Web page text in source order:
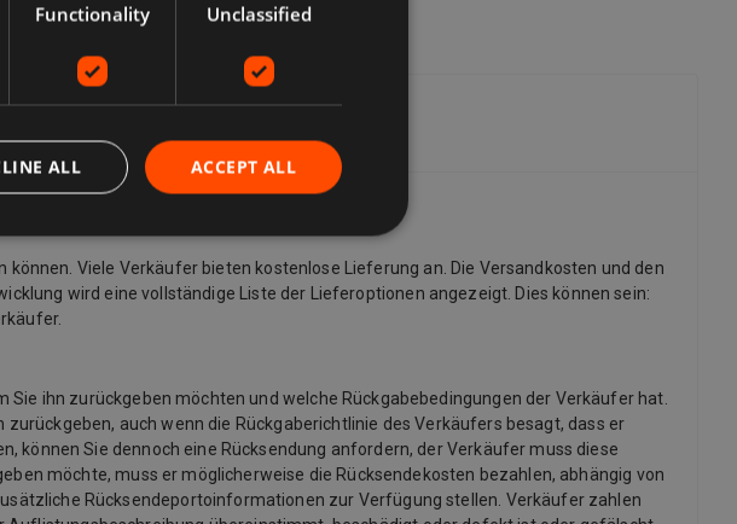
Viele Verkäufer bieten kostenlose Lieferung an. Die Versandkosten und den
wird eine vollständige Liste der Lieferoptionen angezeigt. Dies können sein:
ihn zurückgeben möchten und welche Rückgabebedingungen der Verkäufer hat.
auch wenn die Rückgaberichtlinie des Verkäufers besagt, dass er
können Sie dennoch eine Rücksendung anfordern, der Verkäufer muss diese
möchte, muss er möglicherweise die Rücksendekosten bezahlen, abhängig von
Rücksendeportoinformationen zur Verfügung stellen. Verkäufer zahlen
Functionality Unclassified
ACCEPT ALL
ALL